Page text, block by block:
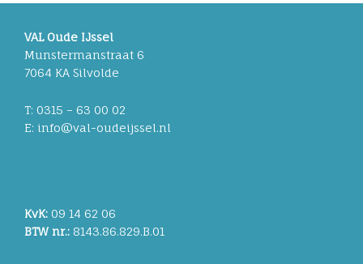
VAL Oude IJssel
Munstermanstraat 6
7064 KA Silvolde
T: 0315 – 63 00 02
E: info@val-oudeijssel.nl
KvK: 09 14 62 06
BTW nr.: 8143.86.829.B.01